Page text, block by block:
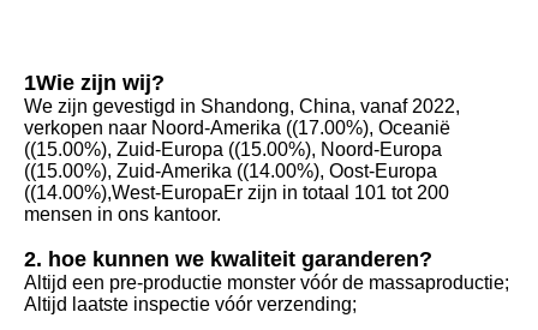
1Wie zijn wij?
We zijn gevestigd in Shandong, China, vanaf 2022,
verkopen naar Noord-Amerika ((17.00%), Oceanië
((15.00%), Zuid-Europa ((15.00%), Noord-Europa
((15.00%), Zuid-Amerika ((14.00%), Oost-Europa
((14.00%),West-EuropaEr zijn in totaal 101 tot 200
mensen in ons kantoor.
2. hoe kunnen we kwaliteit garanderen?
Altijd een pre-productie monster vóór de massaproductie;
Altijd laatste inspectie vóór verzending;